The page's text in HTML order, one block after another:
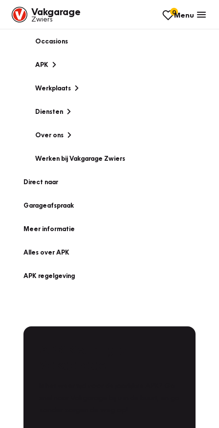
Vakgarage
Zwiers
0Menu
Occasions
APK
Werkplaats
Diensten
Over ons
Werken bij Vakgarage Zwiers
Direct naar
Garageafspraak
Meer informatie
Alles over APK
APK regelgeving